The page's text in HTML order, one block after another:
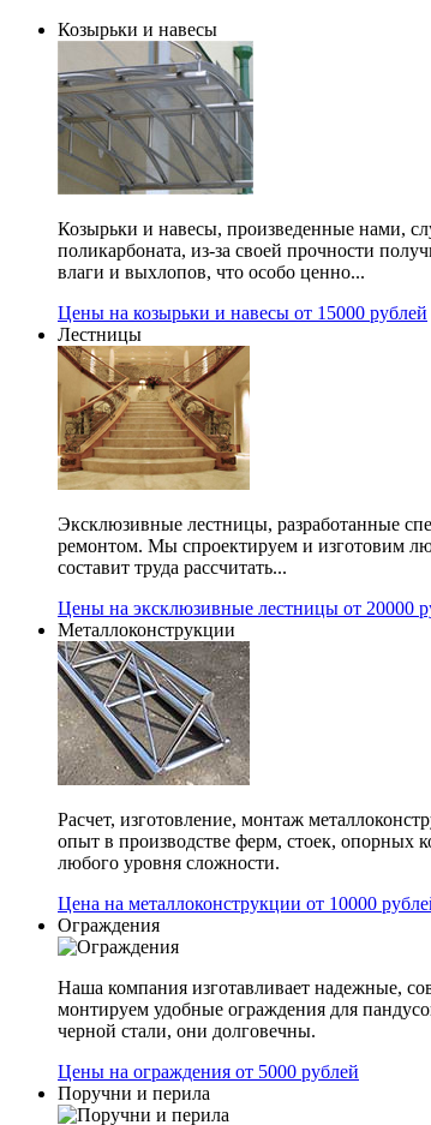
Козырьки и навесы
Козырьки и навесы, произведенные нами,
поликарбоната, из-за своей прочности
влаги и выхлопов, что особо ценно...
Цены на козырьки и навесы от 15000 рублей
Лестницы
Эксклюзивные лестницы, разработанные
ремонтом. Мы спроектируем и изготовим
составит труда рассчитать...
Цены на эксклюзивные лестницы от 20000
Металлоконструкции
Расчет, изготовление, монтаж
опыт в производстве ферм, стоек, опорных
любого уровня сложности.
Цена на металлоконструкции от 10000
Ограждения
Наша компания изготавливает надежные,
монтируем удобные ограждения для
черной стали, они долговечны.
Цены на ограждения от 5000 рублей
Поручни и перила